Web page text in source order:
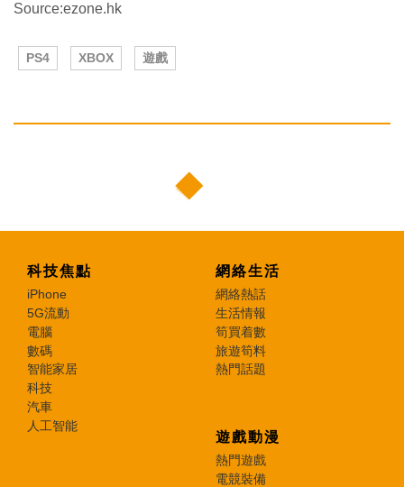
Source:ezone.hk
PS4 XBOX 遊戲
科技焦點
iPhone
5G流動
電腦
數碼
智能家居
科技
汽車
人工智能
網絡生活
網絡熱話
生活情報
筍買着數
旅遊筍料
熱門話題
遊戲動漫
熱門遊戲
電競裝備